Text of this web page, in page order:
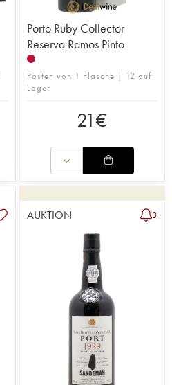
Porto Ruby Collector
Reserva Ramos Pinto
Posten von 1 Flasche | 12 auf
Lager
21€
AUKTION 3